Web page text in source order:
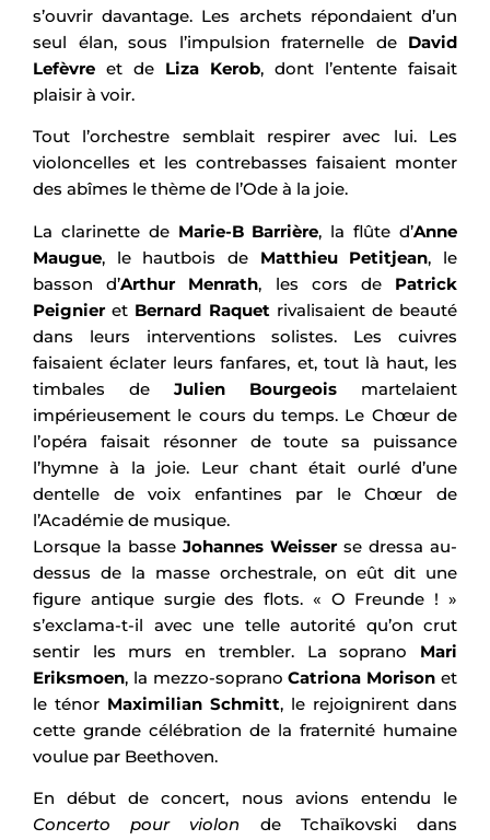
s’ouvrir davantage. Les archets répondaient d’un
seul élan, sous l’impulsion fraternelle de David
Lefèvre et de Liza Kerob, dont l’entente faisait
plaisir à voir.
Tout l’orchestre semblait respirer avec lui. Les
violoncelles et les contrebasses faisaient monter
des abîmes le thème de l’Ode à la joie.
La clarinette de Marie-B Barrière, la flûte d’Anne
Maugue, le hautbois de Matthieu Petitjean, le
basson d’Arthur Menrath, les cors de Patrick
Peignieret Bernard Raquet rivalisaient de beauté
dans leurs interventions solistes. Les cuivres
faisaient éclater leurs fanfares, et, tout là haut, les
timbales de Julien Bourgeois martelaient
impérieusement le cours du temps. Le Chœur de
l’opéra faisait résonner de toute sa puissance
l’hymne à la joie. Leur chant était ourlé d’une
dentelle de voix enfantines par le Chœur de
l’Académie de musique.
Lorsque la basse Johannes Weisserse dressa au-
dessus de la masse orchestrale, on eût dit une
figure antique surgie des flots. « O Freunde ! »
s’exclama-t-il avec une telle autorité qu’on crut
sentir les murs en trembler. La soprano Mari
Eriksmoen, la mezzo-sopranoCatriona Morison et
le ténor Maximilian Schmitt, le rejoignirent dans
cette grande célébration de la fraternité humaine
voulue par Beethoven.
En début de concert, nous avions entendu le
Concerto pour violon de Tchaïkovski dans